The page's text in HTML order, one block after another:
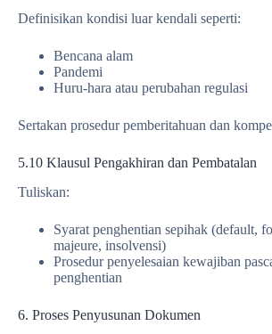
Definisikan kondisi luar kendali seperti:
Bencana alam
Pandemi
Huru-hara atau perubahan regulasi
Sertakan prosedur pemberitahuan dan
5.10 Klausul Pengakhiran dan Pembatalan
Tuliskan:
Syarat penghentian sepihak (default,
majeure, insolvensi)
Prosedur penyelesaian kewajiban
penghentian
6. Proses Penyusunan Dokumen